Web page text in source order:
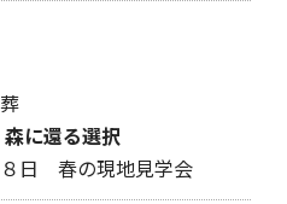
に還る選択
８日 春の現地見学会